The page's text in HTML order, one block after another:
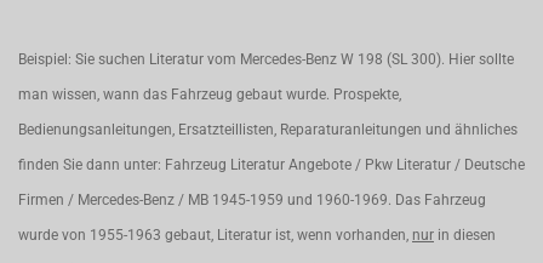
Beispiel: Sie suchen Literatur vom Mercedes-Benz W 198 (SL 300). Hier sollte
man wissen, wann das Fahrzeug gebaut wurde. Prospekte,
Bedienungsanleitungen, Ersatzteillisten, Reparaturanleitungen und ähnliches
finden Sie dann unter: Fahrzeug Literatur Angebote / Pkw Literatur / Deutsche
Firmen / Mercedes-Benz / MB 1945-1959 und 1960-1969. Das Fahrzeug
wurde von 1955-1963 gebaut, Literatur ist, wenn vorhanden, nur in diesen